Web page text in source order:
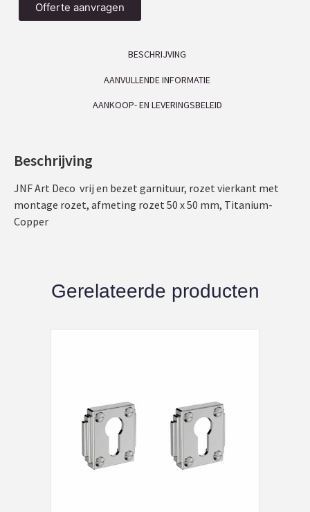
Offerte aanvragen
BESCHRIJVING
AANVULLENDE INFORMATIE
AANKOOP- EN LEVERINGSBELEID
Beschrijving
JNF Art Deco vrij en bezet garnituur, rozet vierkant met
montage rozet, afmeting rozet 50 x 50 mm, Titanium-
Copper
Gerelateerde producten